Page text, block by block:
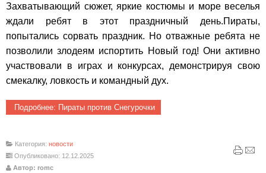
Захватывающий сюжет, яркие костюмы и море веселья
ждали ребят в этот праздничный день.Пираты,
попытались сорвать праздник. Но отважные ребята не
позволили злодеям испортить Новый год! Они активно
участвовали в играх и конкурсах, демонстрируя свою
смекалку, ловкость и командный дух.
Подробнее: Пираты против Снегурочки
Категория: новости
Опубликовано: 12.12.2025
Автор: romc